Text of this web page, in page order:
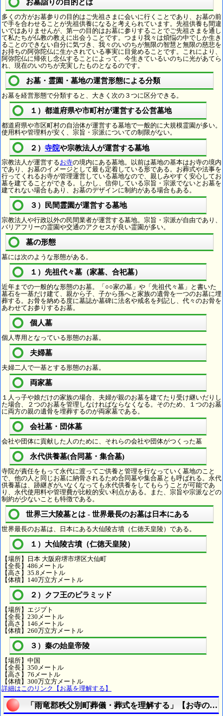
お墓詣りの目的とは
多くの方がお墓参りの目的はご先祖さまに会いに行くことであり、お墓の前
で手を合わせることが先祖供養になると考えられています。先祖供養も間違
いではありませんが、第一の目的はお墓に参りすることでご先祖さまを通し
て私たちが仏教の教えに出会うことです。つまり我々は煩悩の中でしか生き
ることのできない自分に気づき、我々のいのちが無限の智慧と無限の慈悲を
お持ちの阿弥陀仏に生かされている事実に目覚めることです。これにより、
阿弥陀仏に帰依し念仏することによって、今生きているいのちに光があてら
れ、現在のいのちが充実したものとなるのです。
お墓・霊園・墓地の運営形態による分類
お墓を経営形態で分類すると、大きく次の３つに区分できる。
１）都道府県や市町村が運営する公営墓地
都道府県や市区町村の自治体が運営する墓地で一般的に大規模霊園が多い。
使用料や管理料が安く、宗旨・宗派についての制限がない。
２） 寺院や宗教法人が運営する墓地
宗教法人が運営するお寺の境内にある墓地。以前は墓地の基本はお寺の境内
であり、お墓のイメージとして最も定着している形である。お葬式や法事を
行ってくれるお寺が管理運営している墓地なので、親しみやすく安心してお
墓を建てることができる。しかし、信仰している宗旨・宗派でないとお墓を
建てれない場合もあり、お墓のデザインに制約がある場合もある。
３）民間霊園が運営する墓地
宗教法人や行政以外の民間業者が運営する墓地。宗旨・宗派が自由であり、
バリアフリーの霊園や交通のアクセスが良い霊園が多い。
墓の形態
墓には次のような形態がある。
１）先祖代々墓（家墓、合祀墓）
近年までの一般的な形態のお墓。「○○家の墓」や「先祖代々墓」と書いた
墓石を一基だけ建て、親から子、子から孫へと家族の遺骨を一つのお墓に埋
葬する。お骨を納める度に墓誌か墓碑に法名や戒名を列記し、代々のお骨を
あわせてお参りするお墓。
個人墓
個人専用となっている形態のお墓。
夫婦墓
夫婦二人で一基とする形態のお墓。
両家墓
１人っ子や娘だけの家族の場合、夫婦が親のお墓を建てたり受け継いだりし
た場合、２つのお墓を管理しなければならなくなる。そのため、１つのお墓
に両方の親の遺骨を埋葬するのが両家墓である。
会社墓・団体墓
会社や団体に貢献した人のために、それらの会社や団体がつくった墓
永代供養墓(合同墓・集合墓)
寺院が責任をもって永代に渡ってご供養と管理を行なっていく墓地のこと
で、他の人と同じお墓に納骨されるため合同墓や集合墓とも呼ばれる。永代
供養墓は、跡継ぎがいなくなっても永代供養をしてもらうことが可能であ
り、永代使用料や管理費が比較的安い利点がある。また、宗旨や宗派などの
制約が少ないことも特徴である。
世界三大陵墓とは - 世界最長のお墓は日本にある
世界最長のお墓は、日本にある大仙陵古墳（仁徳天皇陵）である。
１）大仙陵古墳（仁徳天皇陵）
【場所】日本 大阪府堺市堺区大仙町
【全長】486メートル
【高さ】35.8メートル
【体積】140万立方メートル
２）クフ王のピラミッド
【場所】エジプト
【全長】230メートル
【高さ】146メートル
【体積】260万立方メートル
３）秦の始皇帝陵
【場所】中国
【全長】350メートル
【高さ】76メートル
【体積】300万立方メートル
詳細はこのリンク【お墓を理解する】
「雨竜郡秩父別町葬儀・葬式を理解する」【お寺の言